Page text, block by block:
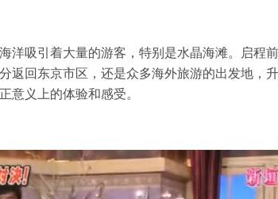
洋吸引着大量的游客，特别是水晶海滩。启程
返回东京市区，还是众多海外旅游的出发地，
意义上的体验和感受。